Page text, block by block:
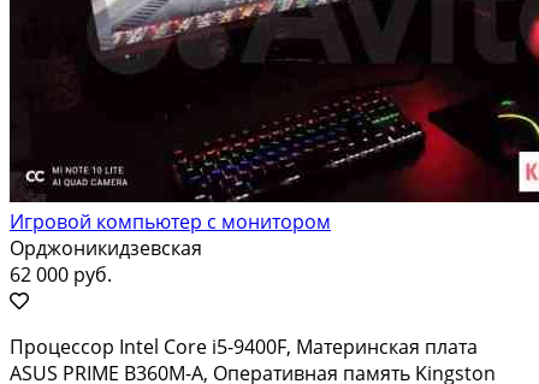
Игровой компьютер с монитором
Орджоникидзевская
62 000 руб.
Процессор Intel Core i5-9400F, Материнская плата
ASUS PRIME B360M-A, Оперативная память Kingston